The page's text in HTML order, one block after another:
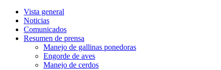
Vista general
Noticias
Comunicados
Resumen de prensa
Manejo de gallinas ponedoras
Engorde de aves
Manejo de cerdos